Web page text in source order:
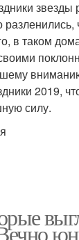
звезды
в таком
2019,
силу.